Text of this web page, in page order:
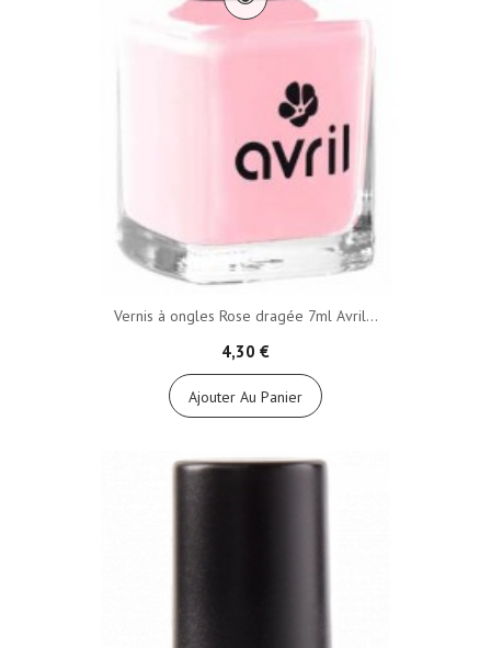
Vernis à ongles Rose dragée 7ml Avril...
4,30 €
Ajouter Au Panier